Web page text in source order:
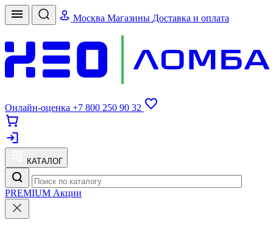
Москва Магазины Доставка и оплата
Онлайн-оценка +7 800 250 90 32
КАТАЛОГ
PREMIUM Акции